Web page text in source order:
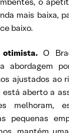
mais baixa,
baixo.
O
abordagem
ajustados ao
aberto a
melhoram,
pequenas